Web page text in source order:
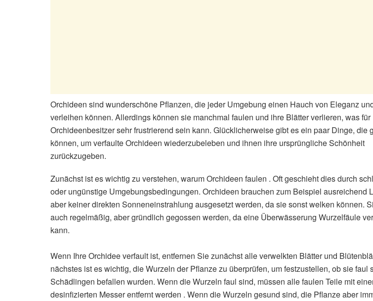
Orchideen sind wunderschöne Pflanzen, die jeder Umgebung einen Hauch von Eleganz
verleihen können. Allerdings können sie manchmal faulen und ihre Blätter verlieren, was für
Orchideenbesitzer sehr frustrierend sein kann. Glücklicherweise gibt es ein paar Dinge, die
können, um verfaulte Orchideen wiederzubeleben und ihnen ihre ursprüngliche Schönheit
zurückzugeben.
Zunächst ist es wichtig zu verstehen, warum Orchideen faulen . Oft geschieht dies durch
oder ungünstige Umgebungsbedingungen. Orchideen brauchen zum Beispiel ausreichend
aber keiner direkten Sonneneinstrahlung ausgesetzt werden, da sie sonst welken können.
auch regelmäßig, aber gründlich gegossen werden, da eine Überwässerung Wurzelfäule
kann.
Wenn Ihre Orchidee verfault ist, entfernen Sie zunächst alle verwelkten Blätter und
nächstes ist es wichtig, die Wurzeln der Pflanze zu überprüfen, um festzustellen, ob sie faul
Schädlingen befallen wurden. Wenn die Wurzeln faul sind, müssen alle faulen Teile mit
desinfizierten Messer entfernt werden . Wenn die Wurzeln gesund sind, die Pflanze aber